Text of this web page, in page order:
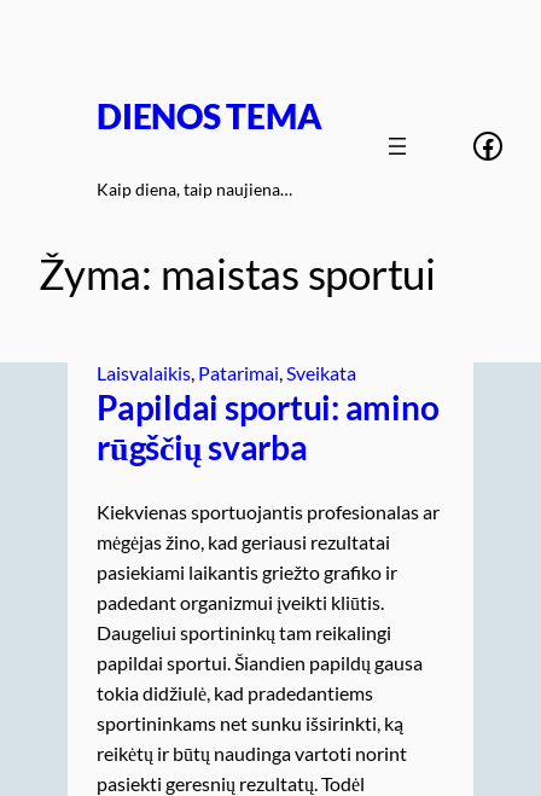
DIENOS TEMA
Kaip diena, taip naujiena…
Žyma: maistas sportui
Laisvalaikis Patarimai Sveikata
Papildai sportui: amino
rūgščių svarba
Kiekvienas sportuojantis profesionalas ar
mėgėjas žino, kad geriausi rezultatai
pasiekiami laikantis griežto grafiko ir
padedant organizmui įveikti kliūtis.
Daugeliui sportininkų tam reikalingi
papildai sportui. Šiandien papildų gausa
tokia didžiulė, kad pradedantiems
sportininkams net sunku išsirinkti, ką
reikėtų ir būtų naudinga vartoti norint
pasiekti geresnių rezultatų. Todėl